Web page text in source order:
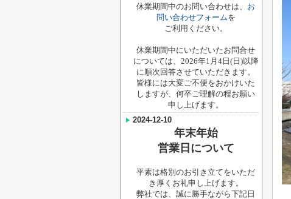
休業期間中のお問い合わせは、 お
問い合わせフォームを
ご利用ください。
休業期間中にいただいたお問合せ
については、2026年1月4日(日)以降
に順次回答させていただきます。
皆様には大変ご不便をおかけいた
しますが、何卒ご理解の程お願い
申し上げます。
2024-12-10
年末年始
営業日について
平素は格別のお引き立てをいただ
き厚くお礼申し上げます。
弊社では、誠に勝手ながら下記日